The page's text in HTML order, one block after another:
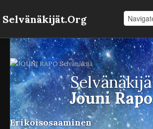
Selvänäkijät.Org
Selvänäkijä
Jouni Rapo
Erikoisosaaminen